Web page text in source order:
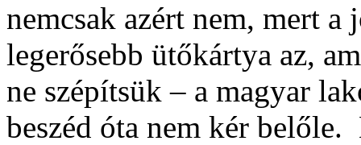
nemcsak azért nem, mert a
legerősebb ütőkártya az,
ne szépítsük – a magyar
beszéd óta nem kér